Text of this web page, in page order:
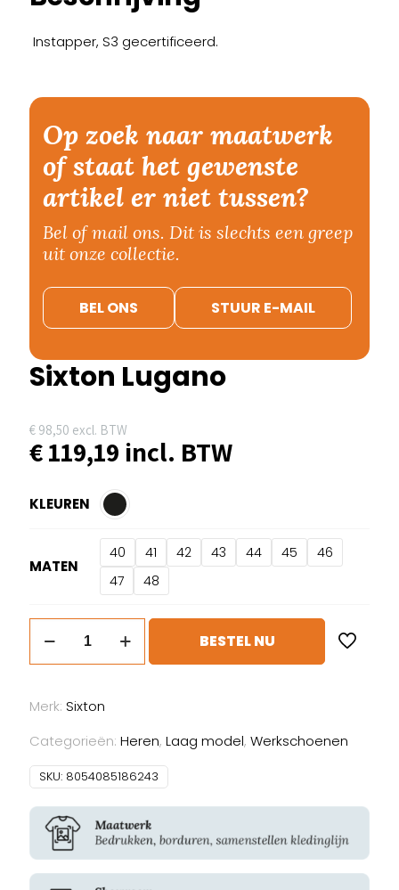
Instapper, S3 gecertificeerd.
Op zoek naar maatwerk
of staat het gewenste
artikel er niet tussen?
Bel of mail ons. Dit is slechts een greep
uit onze collectie.
BEL ONS STUUR E-MAIL
Sixton Lugano
€ 98,50 excl. BTW
€119,19 incl. BTW
KLEUREN
MATEN
40 41 42 43 44 45
46
47
48
aantal
BESTEL NU
Merk: Sixton
Categorieën: Heren, Laag model, Werkschoenen
SKU: 8054085186243